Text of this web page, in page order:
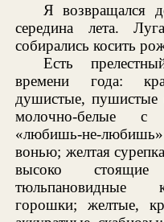
Я возвращался
середина лета.
собирались косить
Есть
времени года:
душистые, пушистые
молочно-белые с
«любишь-не-
вонью; желтая
высоко
тюльпановидные
горошки; желтые,